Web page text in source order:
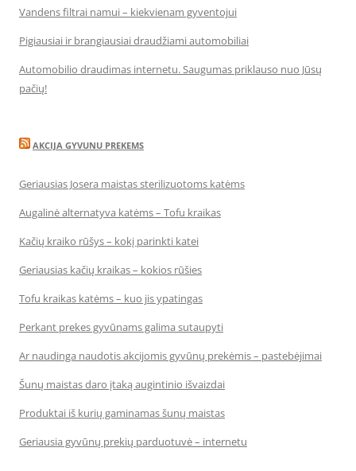
Vandens filtrai namui – kiekvienam gyventojui
Pigiausiai ir brangiausiai draudžiami automobiliai
Automobilio draudimas internetu. Saugumas priklauso nuo Jūsų
pačių!
AKCIJA GYVUNU PREKEMS
Geriausias Josera maistas sterilizuotoms katėms
Augalinė alternatyva katėms – Tofu kraikas
Kačių kraiko rūšys – kokį parinkti katei
Geriausias kačių kraikas – kokios rūšies
Tofu kraikas katėms – kuo jis ypatingas
Perkant prekes gyvūnams galima sutaupyti
Ar naudinga naudotis akcijomis gyvūnų prekėmis – pastebėjimai
Šunų maistas daro įtaką augintinio išvaizdai
Produktai iš kurių gaminamas šunų maistas
Geriausia gyvūnų prekių parduotuvė – internetu